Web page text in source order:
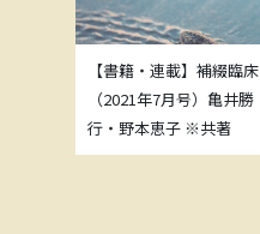
【書籍・連載】補綴臨床
（2021年7月号）亀井勝
行・野本恵子 ※共著